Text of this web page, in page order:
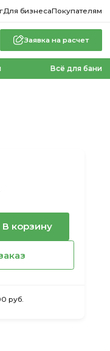
Для бизнесаПокупателям
Заявка на расчет
Всё для бани
В корзину
руб.